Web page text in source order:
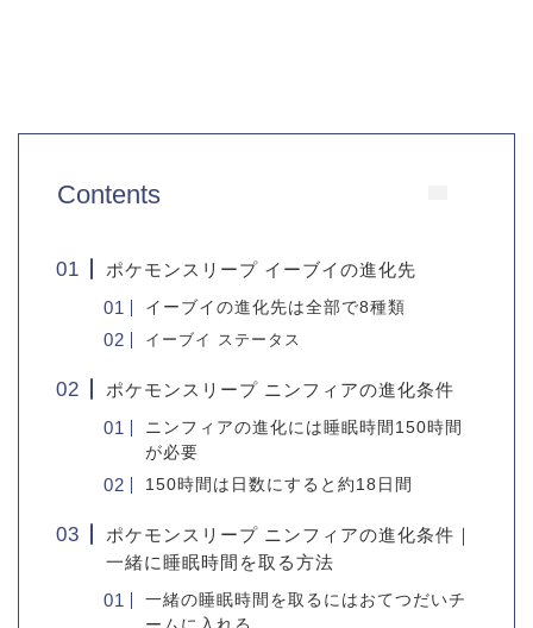
Contents
ポケモンスリープ イーブイの進化先
イーブイの進化先は全部で8種類
イーブイ ステータス
ポケモンスリープ ニンフィアの進化条件
ニンフィアの進化には睡眠時間150時間
が必要
150時間は日数にすると約18日間
ポケモンスリープ ニンフィアの進化条件｜
一緒に睡眠時間を取る方法
一緒の睡眠時間を取るにはおてつだいチ